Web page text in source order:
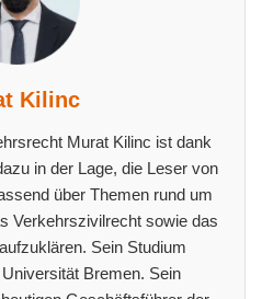
Kilinc
Murat Kilinc ist dank
in der Lage, die Leser von
über Themen rund um
Verkehrszivilrecht sowie das
Sein Studium
Bremen. Sein